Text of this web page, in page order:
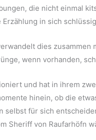
die nicht einmal
in sich
dies
wenn vorhanden,
und hat in ihrem
hinein, ob die
selbst für sich
Sheriff von Raufarhöfn